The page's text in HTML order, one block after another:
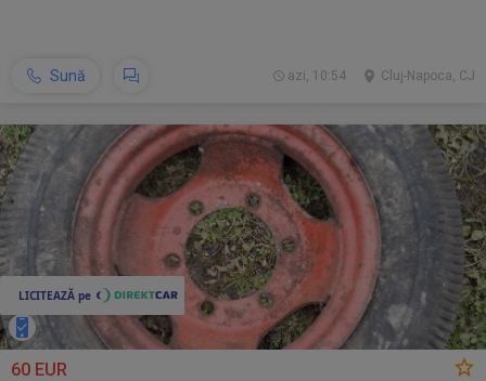
Sună Cluj-Napoca, CJ
azi, 10:54
60 EUR